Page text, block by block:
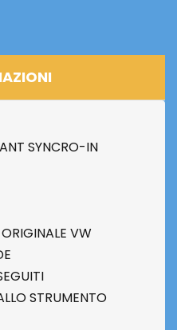
SYNCRO-IN
VW
STRUMENTO